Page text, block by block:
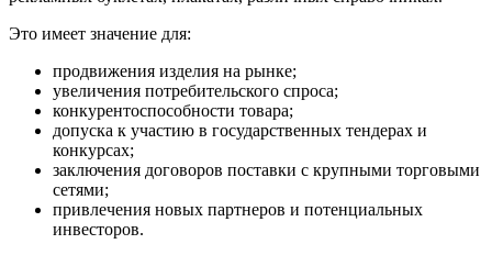
Это имеет значение для:
продвижения изделия на рынке;
увеличения потребительского спроса;
конкурентоспособности товара;
допуска к участию в государственных тендерах и
конкурсах;
заключения договоров поставки с крупными торговыми
сетями;
привлечения новых партнеров и потенциальных
инвесторов.